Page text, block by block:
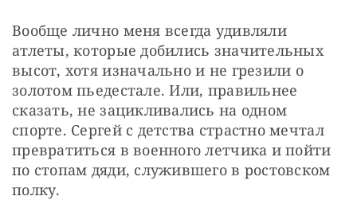
Вообще лично меня всегда удивляли
атлеты, которые добились значительных
высот, хотя изначально и не грезили о
золотом пьедестале. Или, правильнее
сказать, не зацикливались на одном
спорте. Сергей с детства страстно мечтал
превратиться в военного летчика и пойти
по стопам дяди, служившего в ростовском
полку.